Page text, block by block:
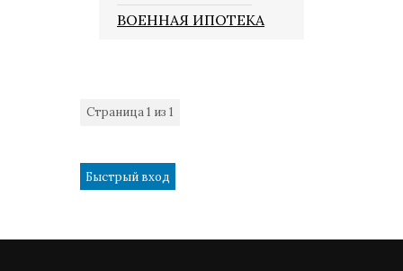
ВОЕННАЯ ИПОТЕКА
Страница1 из 1